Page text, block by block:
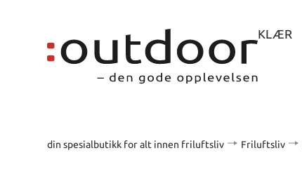
KLÆR
din spesialbutikk for alt innen friluftsliv Friluftsliv